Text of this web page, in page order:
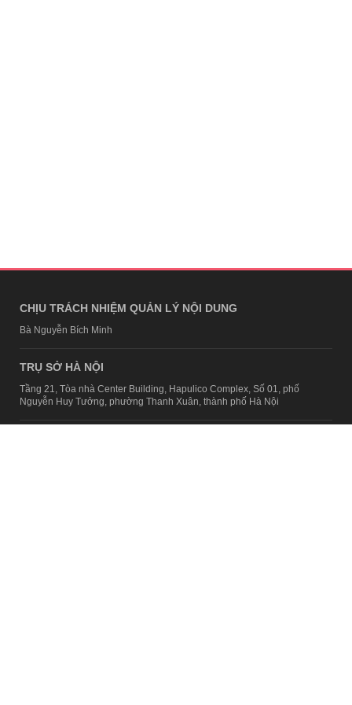
CHỊU TRÁCH NHIỆM QUẢN LÝ NỘI DUNG
Bà Nguyễn Bích Minh
TRỤ SỞ HÀ NỘI
Tầng 21, Tòa nhà Center Building, Hapulico Complex, Số 01, phố
Nguyễn Huy Tưởng, phường Thanh Xuân, thành phố Hà Nội